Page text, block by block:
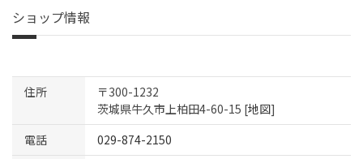
ショップ情報
住所
〒300-1232
茨城県牛久市上柏田4-60-15 [地図]
電話
029-874-2150